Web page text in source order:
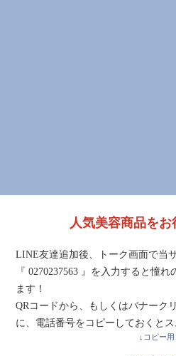
人気美容商品をお
LINE友達追加後、トーク画面で当
『 0270237563 』を入力すると憧
ます！
QRコードから、もしくはバナーク
に、電話番号をコピーしておくとス
↓コピー用↓